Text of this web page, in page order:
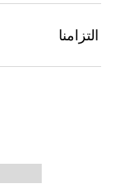
التزامنا